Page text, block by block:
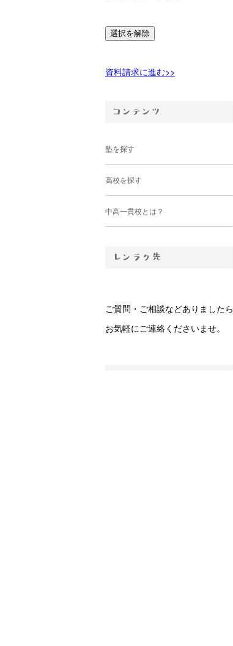
選択を解除
資料請求に進む>>
塾を探す
高校を探す
中高一貫校とは？
ご質問・ご相談などありましたら
お気軽にご連絡くださいませ。